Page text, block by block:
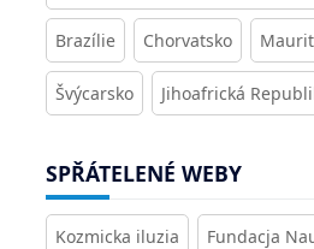
Brazílie Chorvatsko
Švýcarsko Jihoafrická
SPŘÁTELENÉ WEBY
Kozmicka iluzia Fundacja